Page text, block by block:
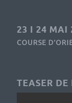
23 I 24 MAI
COURSE
TEASER